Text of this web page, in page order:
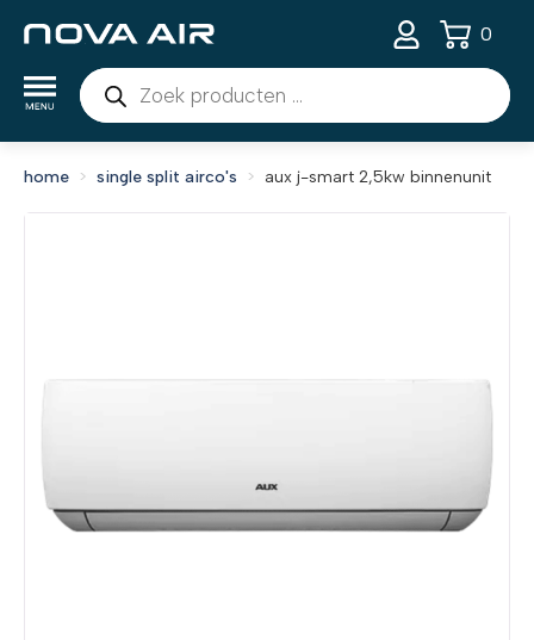
Producten
zoeken
0
home single split airco's aux j-smart 2,5kw binnenunit